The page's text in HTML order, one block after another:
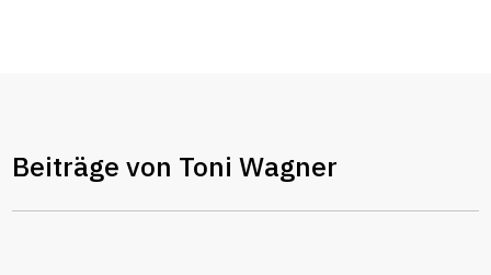
Beiträge von Toni Wagner